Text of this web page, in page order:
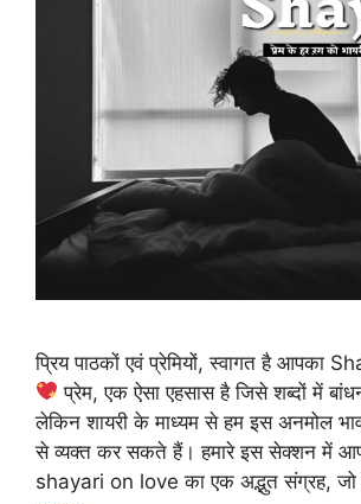
प्रिय पाठकों एवं प्रेमियों, स्वागत है आपका
प्रेम, एक ऐसा एहसास है जिसे शब्दों में
लेकिन शायरी के माध्यम से हम इस अनमोल
से व्यक्त कर सकते हैं। हमारे इस सेक्शन में
shayari on love का एक अद्भुत संग्रह,